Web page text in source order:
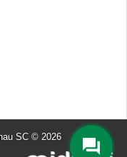
SC © 2026